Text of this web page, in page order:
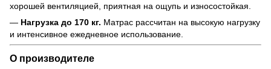
хорошей вентиляцией, приятная на ощупь и износостойкая.
— Нагрузка до 170 кг. Матрас рассчитан на высокую нагрузку
и интенсивное ежедневное использование.
О производителе